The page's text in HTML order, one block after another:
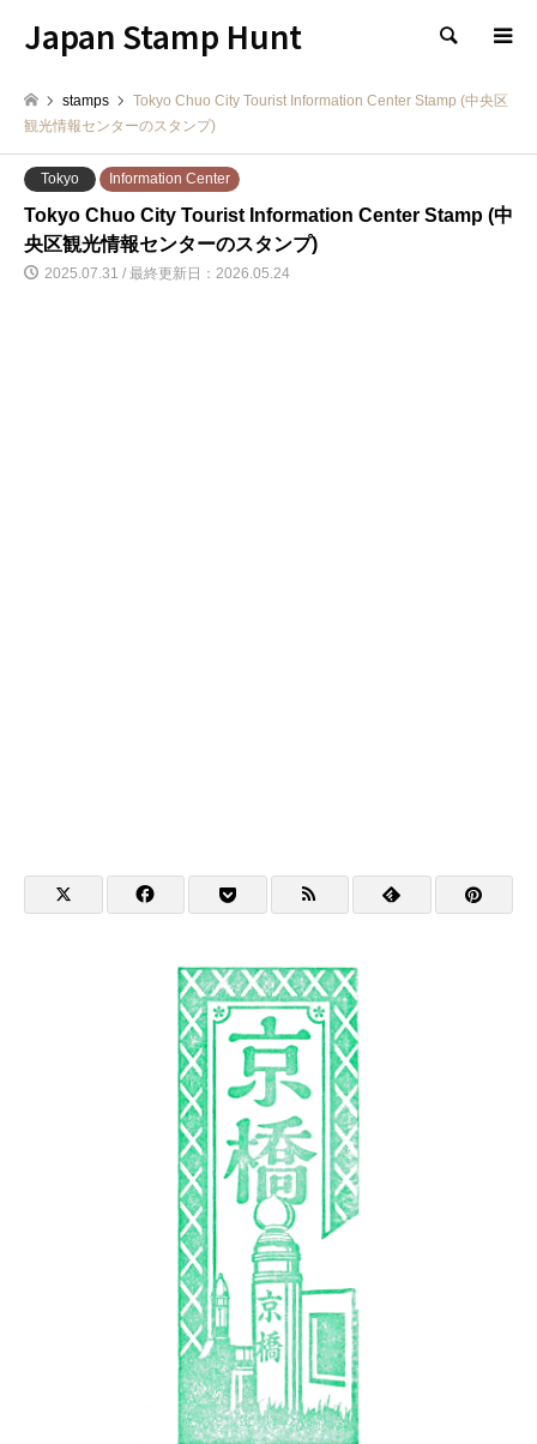
Japan Stamp Hunt 検索
stamps
Tokyo Chuo City Tourist Information Center Stamp (中央区
観光情報センターのスタンプ)
Tokyo Information Center
Tokyo Chuo City Tourist Information Center Stamp (中
央区観光情報センターのスタンプ)
2025.07.31 / 最終更新日：2026.05.24